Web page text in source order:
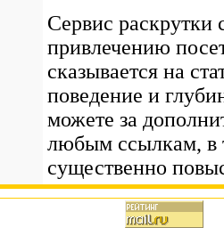
Сервис раскрутки
привлечению
сказывается на
поведение и
можете за
любым ссылкам, в
существенно